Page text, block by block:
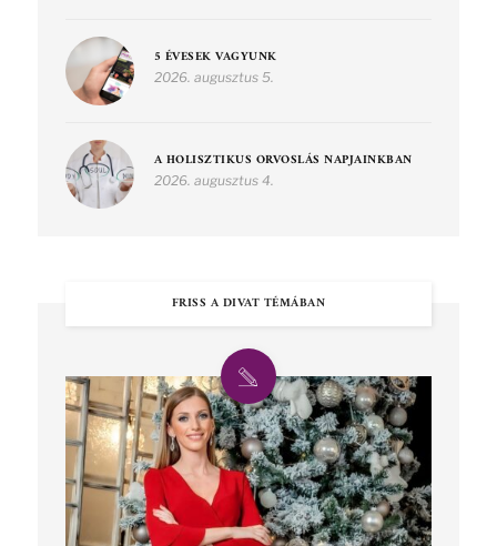
5 ÉVESEK VAGYUNK
2026. augusztus 5.
A HOLISZTIKUS ORVOSLÁS NAPJAINKBAN
2026. augusztus 4.
FRISS A DIVAT TÉMÁBAN